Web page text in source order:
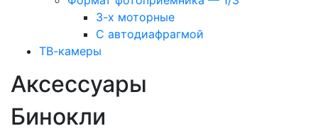
3-х моторные
С автодиафрагмой
ТВ-камеры
Аксессуары
Бинокли